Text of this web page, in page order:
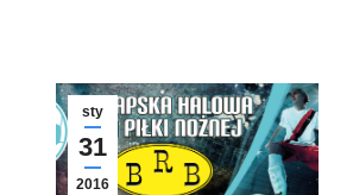
sty
31
2016